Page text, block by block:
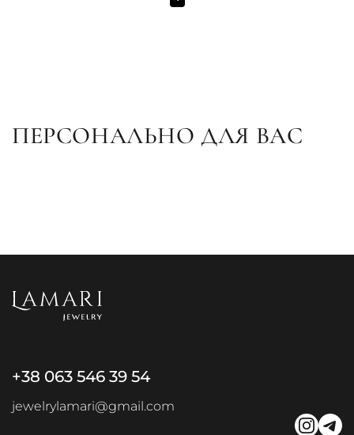
ПЕРСОНАЛЬНО ДЛЯ ВАС
+38 063 546 39 54
jewelrylamari@gmail.com